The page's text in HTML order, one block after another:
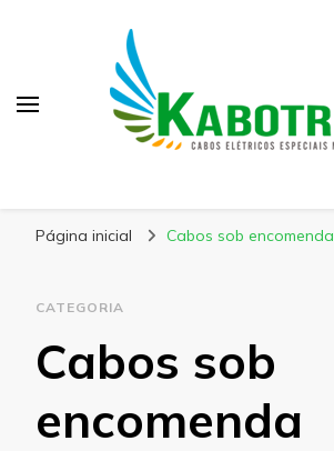
Página inicial Cabos sob encomenda
CATEGORIA
Cabos sob
encomenda